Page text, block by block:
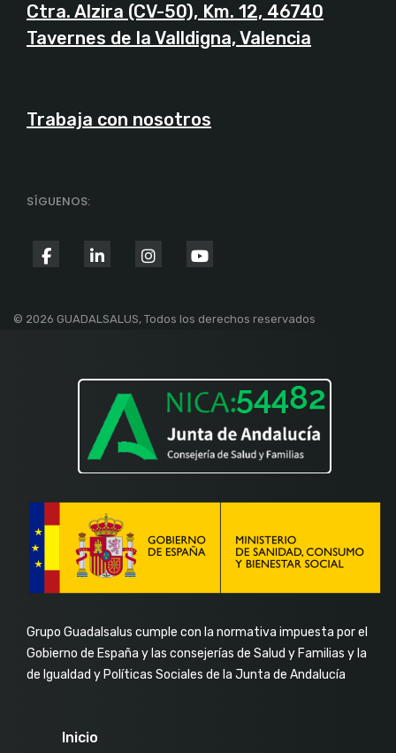
Ctra. Alzira (CV-50), Km. 12, 46740
Tavernes de la Valldigna, Valencia
Trabaja con nosotros
SÍGUENOS:
fab
facebook-
fab
linkedin-
fab
instagram
fab
youtube
© 2026 GUADALSALUS, Todos los derechos reservados
Grupo Guadalsalus cumple con la normativa impuesta por el
Gobierno de España y las consejerías de Salud y Familias y la
de Igualdad y Políticas Sociales de la Junta de Andalucía
Inicio